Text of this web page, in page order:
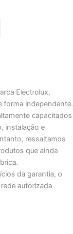
Electrolux,
forma independente.
capacitados
instalação e
ressaltamos
que ainda
da garantia, o
autorizada